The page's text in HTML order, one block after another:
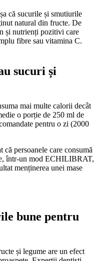
că sucurile și smutiurile
natural din fructe. De
și nutrienți pozitivi care
fibre sau vitamina C.
sucuri și
mai multe calorii decât
o porție de 250 ml de
pentru o zi (2000
persoanele care consumă
într-un mod ECHILIBRAT,
menținerea unei mase
bune pentru
și legume are un efect